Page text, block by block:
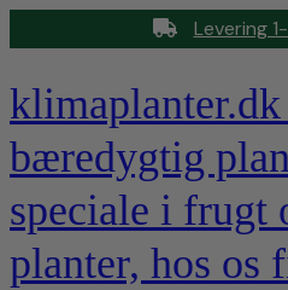
Levering
klimaplanter.dk
bæredygtig
speciale i frugt
planter, hos os